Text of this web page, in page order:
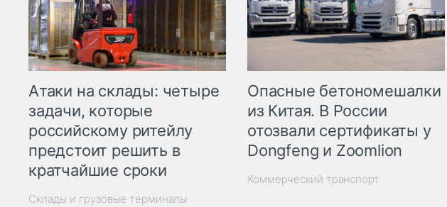
Атаки на склады: четыре
задачи, которые
российскому ритейлу
предстоит решить в
кратчайшие сроки
Склады и грузовые терминалы
Опасные бетономешалки
из Китая. В России
отозвали сертификаты у
Dongfeng и Zoomlion
Коммерческий транспорт